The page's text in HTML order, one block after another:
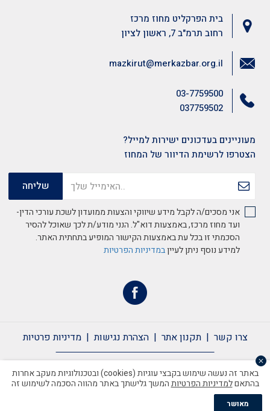
בית הפרקליט מחוז מרכז
רחוב תרמ"ב 7, ראשון לציון
03-7759500
037759502
mazkirut@merkazbar.org.il
מעוניינים בעדכונים ישירות למייל?
הצטרפו לרשימת הדיוור של המחוז
אני מסכים/ה לקבל מידע שיווקי והצעות ממועדון לשכת עורכי הדין-
ועד מחוז מרכז, באמצעות דוא"ל. הנני מודע/ת לכך שאוכל להסיר
הסכמתי זו בכל עת באמצעות הקישור המופיע בתחתית האתר.
למידע נוסף ניתן לעייןבמדיניות הפרטיות
צרו קשר תקנון אתר הצהרת נגישות מדיניות פרטיות
כל הזכויות שמורות לשכת עורכי הדין ©2020
צרו קשר תקנון אתר הצהרת נגישות מדיניות פרטיות
באתר זה נעשה שימוש בקבצי עוגיות (cookies) ובטכנולוגיות מעקב אחרות
בהתאםלמדיניות הפרטיותהמשך גלישתך באתר מהווה הסכמה לשימוש זה
מאושר